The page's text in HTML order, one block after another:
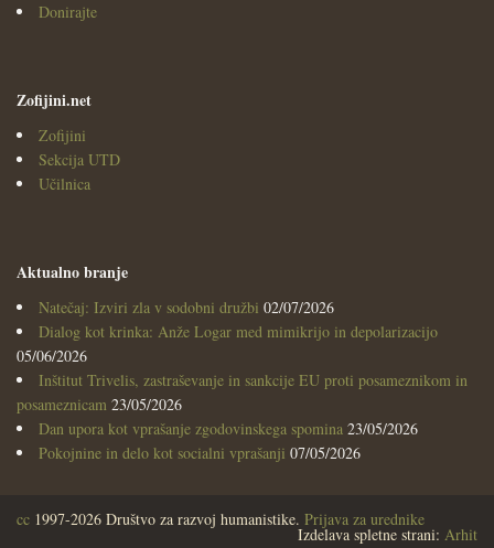
Donirajte
Zofijini.net
Zofijini
Sekcija UTD
Učilnica
Aktualno branje
Natečaj: Izviri zla v sodobni družbi 02/07/2026
Dialog kot krinka: Anže Logar med mimikrijo in depolarizacijo
05/06/2026
Inštitut Trivelis, zastraševanje in sankcije EU proti posameznikom in
posameznicam 23/05/2026
Dan upora kot vprašanje zgodovinskega spomina 23/05/2026
Pokojnine in delo kot socialni vprašanji 07/05/2026
cc 1997-2026 Društvo za razvoj humanistike. Prijava za urednike
Izdelava spletne strani: Arhit